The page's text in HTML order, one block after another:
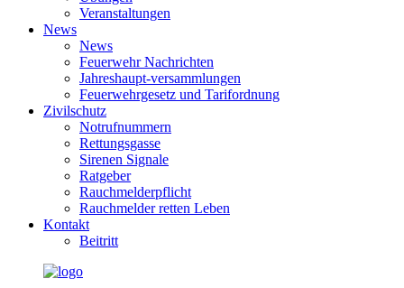
Veranstaltungen
News
News
Feuerwehr Nachrichten
Jahreshaupt-versammlungen
Feuerwehrgesetz und Tarifordnung
Zivilschutz
Notrufnummern
Rettungsgasse
Sirenen Signale
Ratgeber
Rauchmelderpflicht
Rauchmelder retten Leben
Kontakt
Beitritt